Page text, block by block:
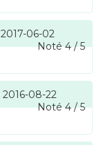
2017-06-02
Noté4/5
2016-08-22
Noté4/5